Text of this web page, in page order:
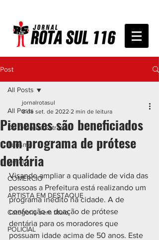
Post
All Posts
De Olho na Estrada
Turismo
Geral
COMÉRCIO
ARTISTA EM DESTAQUE
Categoria sem título
POLICIAL
All Posts
Pienenses são beneficiados
com programa de prótese
dentária
jornalrotasul
8 de set. de 2022 2 min de leitura
Visando ampliar a qualidade de vida das
pessoas a Prefeitura está realizando um
programa inédito na cidade. A de
confecção e doação de prótese
dentária para os moradores que
possuam idade acima de 50 anos. Este